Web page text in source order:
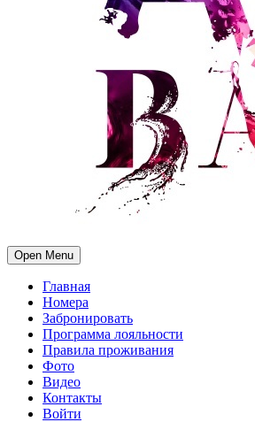
Open Menu
Главная
Номера
Забронировать
Программа лояльности
Правила проживания
Фото
Видео
Контакты
Войти